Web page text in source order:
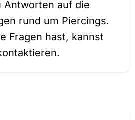
Antworten auf die
rund um Piercings.
Fragen hast, kannst